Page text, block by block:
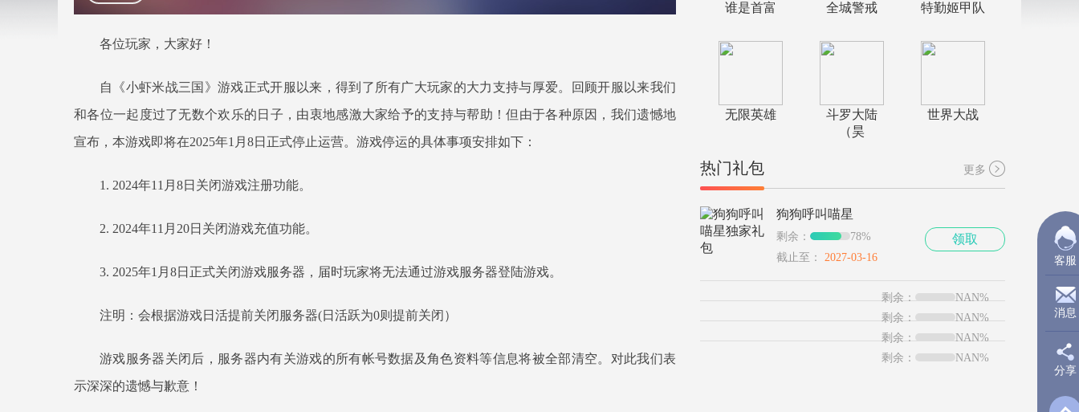
各位玩家，大家好！
自《小虾米战三国》游戏正式开服以来，得到了所有广大玩家的大力支持与厚爱。回顾开服以来我们
和各位一起度过了无数个欢乐的日子，由衷地感激大家给予的支持与帮助！但由于各种原因，我们遗憾地
宣布，本游戏即将在2025年1月8日正式停止运营。游戏停运的具体事项安排如下：
1. 2024年11月8日关闭游戏注册功能。
2. 2024年11月20日关闭游戏充值功能。
3. 2025年1月8日正式关闭游戏服务器，届时玩家将无法通过游戏服务器登陆游戏。
注明：会根据游戏日活提前关闭服务器(日活跃为0则提前关闭）
游戏服务器关闭后，服务器内有关游戏的所有帐号数据及角色资料等信息将被全部清空。对此我们表
示深深的遗憾与歉意！
谁是首富 全城警戒 特勤姬甲队
无限英雄
斗罗大陆
（昊
世界大战
热门礼包 更多
狗狗呼叫喵星
剩余：
78%
截止至： 2027-03-16
领取
剩余：
NAN%
剩余：
NAN%
剩余：
NAN%
剩余：
NAN%
客服
消息
分享